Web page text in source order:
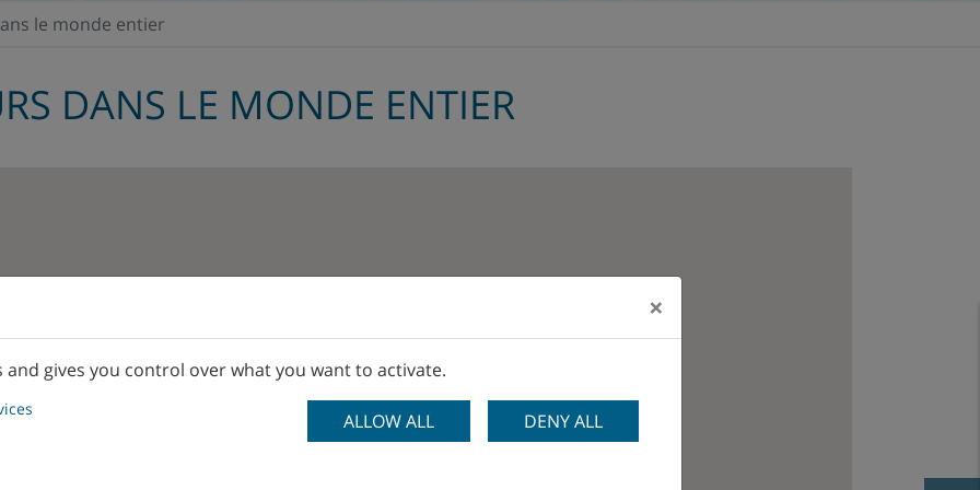
le monde entier
DANS LE MONDE ENTIER
×
and gives you control over what you want to activate.
ALLOW ALL DENY ALL